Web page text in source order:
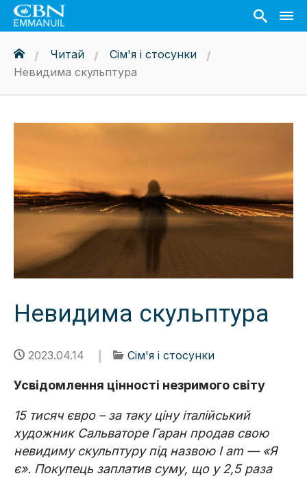
Читай
Сім'я і стосунки
Невидима скульптура
Невидима скульптура
2023.04.14 Сім'я і стосунки
Усвідомлення цінності незримого світу
15 тисяч євро – за таку ціну італійський
художник Сальваторе Гаран продав свою
невидиму скульптуру під назвою I am — «Я
є». Покупець заплатив суму, що у 2,5 раза